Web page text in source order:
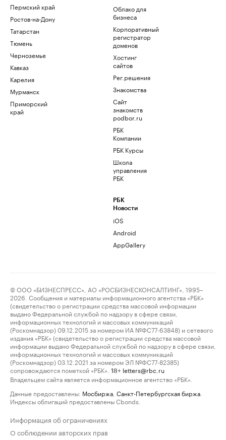
Пермский край
Ростов-на-Дону
Татарстан
Тюмень
Черноземье
Кавказ
Карелия
Мурманск
Приморский
край
Облако для
бизнеса
Корпоративный
регистратор
доменов
Хостинг
сайтов
Рег.решения
Знакомства
Сайт
знакомств
podbor.ru
РБК
Компании
РБК Курсы
Школа
управления
РБК
РБК
Новости
iOS
Android
AppGallery
© ООО «БИЗНЕСПРЕСС», АО «РОСБИЗНЕСКОНСАЛТИНГ», 1995–
2026. Сообщения и материалы информационного агентства «РБК»
(свидетельство о регистрации средства массовой информации
выдано Федеральной службой по надзору в сфере связи,
информационных технологий и массовых коммуникаций
(Роскомнадзор) 09.12.2015 за номером ИА №ФС77-63848) и сетевого
издания «РБК» (свидетельство о регистрации средства массовой
информации выдано Федеральной службой по надзору в сфере связи,
информационных технологий и массовых коммуникаций
(Роскомнадзор) 03.12.2021 за номером ЭЛ №ФС77-82385)
сопровождаются пометкой «РБК».
18+ letters@rbc.ru
Владельцем сайта является информационное агентство «РБК».
Данные предоставлены: Мосбиржа Санкт-Петербургская биржа
Индексы облигаций предоставлены Cbonds.
Информация об ограничениях
О соблюдении авторских прав